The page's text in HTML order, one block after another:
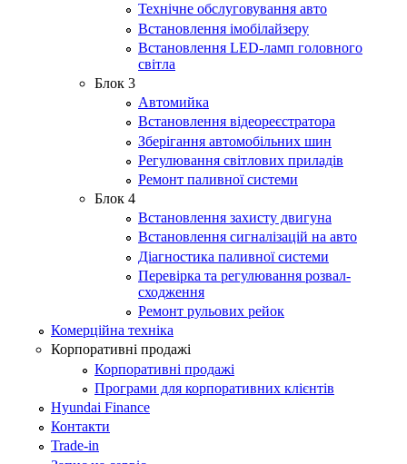
Технічне обслуговування авто
Встановлення імобілайзеру
Встановлення LED-ламп головного
світла
Блок 3
Автомийка
Встановлення відеореєстратора
Зберігання автомобільних шин
Регулювання світлових приладів
Ремонт паливної системи
Блок 4
Встановлення захисту двигуна
Встановлення сигналізацій на авто
Діагностика паливної системи
Перевірка та регулювання розвал-
сходження
Ремонт рульових рейок
Комерційна техніка
Корпоративні продажі
Корпоративні продажі
Програми для корпоративних клієнтів
Hyundai Finance
Контакти
Trade-in